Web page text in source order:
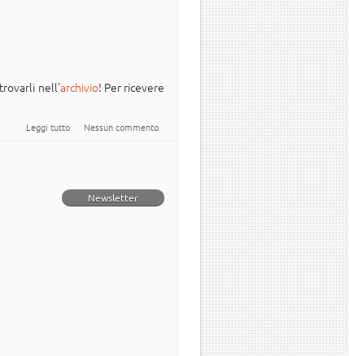
nell'archivio! Per ricevere
Leggi tutto su Newsletter Italiana #Ubuntu - 2025.010
Nessun commento
Newsletter